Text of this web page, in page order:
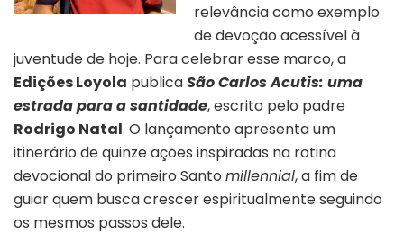
relevância como exemplo
de devoção acessível à
juventude de hoje. Para celebrar esse marco, a
Edições Loyola publicaSão Carlos Acutis: uma
estrada para a santidade, escrito pelo padre
Rodrigo Natal. O lançamento apresenta um
itinerário de quinze ações inspiradas na rotina
devocional do primeiro Santo millennial,a fim de
guiar quem busca crescer espiritualmente seguindo
os mesmos passos dele.